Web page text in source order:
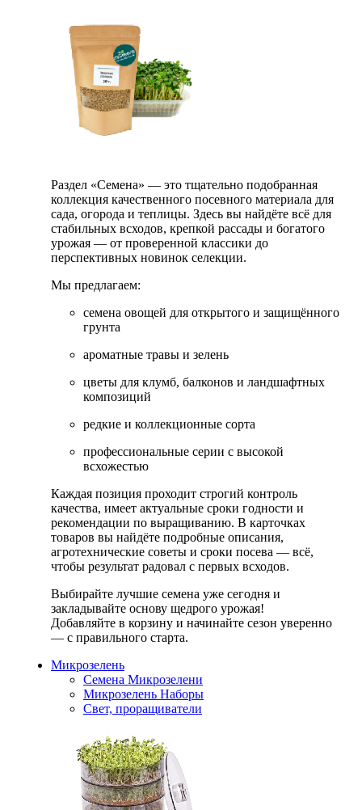
Раздел «Семена» — это тщательно подобранная
коллекция качественного посевного материала для
сада, огорода и теплицы. Здесь вы найдёте всё для
стабильных всходов, крепкой рассады и богатого
урожая — от проверенной классики до
перспективных новинок селекции.
Мы предлагаем:
семена овощей для открытого и защищённого
грунта
ароматные травы и зелень
цветы для клумб, балконов и ландшафтных
композиций
редкие и коллекционные сорта
профессиональные серии с высокой
всхожестью
Каждая позиция проходит строгий контроль
качества, имеет актуальные сроки годности и
рекомендации по выращиванию. В карточках
товаров вы найдёте подробные описания,
агротехнические советы и сроки посева — всё,
чтобы результат радовал с первых всходов.
Выбирайте лучшие семена уже сегодня и
закладывайте основу щедрого урожая!
Добавляйте в корзину и начинайте сезон уверенно
— с правильного старта.
Микрозелень
Семена Микрозелени
Микрозелень Наборы
Свет, проращиватели